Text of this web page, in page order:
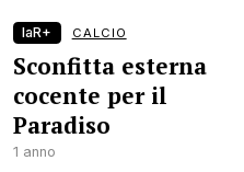
laR+ CALCIO
Sconfitta esterna
cocente per il
Paradiso
1 anno